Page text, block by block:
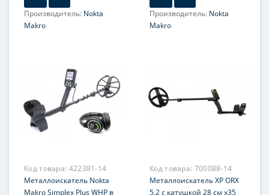
Производитель: Nokta
Makro
Производитель: Nokta
Makro
Код товара: 422381-14
Металлоискатель Nokta
Makro Simplex Plus WHP в
Код товара: 700088-14
Металлоискатель XP ORX
5.2 с катушкой 28 см x35